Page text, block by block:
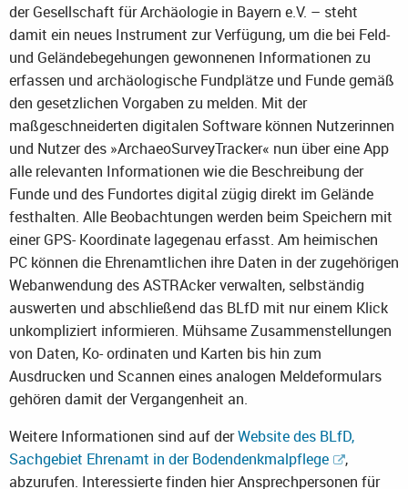
der Gesellschaft für Archäologie in Bayern e.V. – steht
damit ein neues Instrument zur Verfügung, um die bei Feld-
und Geländebegehungen gewonnenen Informationen zu
erfassen und archäologische Fundplätze und Funde gemäß
den gesetzlichen Vorgaben zu melden. Mit der
maßgeschneiderten digitalen Software können Nutzerinnen
und Nutzer des »ArchaeoSurveyTracker« nun über eine App
alle relevanten Informationen wie die Beschreibung der
Funde und des Fundortes digital zügig direkt im Gelände
festhalten. Alle Beobachtungen werden beim Speichern mit
einer GPS- Koordinate lagegenau erfasst. Am heimischen
PC können die Ehrenamtlichen ihre Daten in der zugehörigen
Webanwendung des ASTRAcker verwalten, selbständig
auswerten und abschließend das BLfD mit nur einem Klick
unkompliziert informieren. Mühsame Zusammenstellungen
von Daten, Ko- ordinaten und Karten bis hin zum
Ausdrucken und Scannen eines analogen Meldeformulars
gehören damit der Vergangenheit an.
Weitere Informationen sind auf derWebsite des BLfD,
Sachgebiet Ehrenamt in der Bodendenkmalpflege
,
abzurufen. Interessierte finden hier Ansprechpersonen für